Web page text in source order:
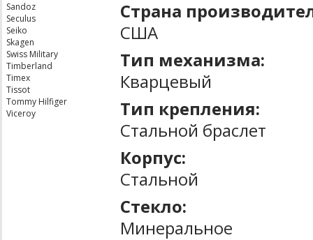
Sandoz
Seculus
Seiko
Skagen
Swiss Military
Timberland
Timex
Tissot
Tommy Hilfiger
Viceroy
Страна
США
Тип механизма:
Кварцевый
Тип крепления:
Стальной браслет
Корпус:
Стальной
Стекло:
Минеральное